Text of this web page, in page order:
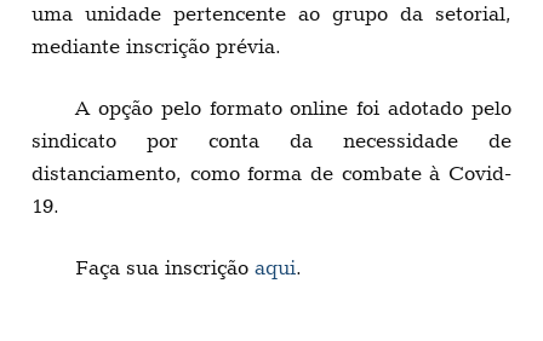
uma unidade pertencente ao grupo da setorial,
mediante inscrição prévia.
A opção pelo formato online foi adotado pelo
sindicato por conta da necessidade de
distanciamento, como forma de combate à Covid-
19.
Faça sua inscrição aqui.